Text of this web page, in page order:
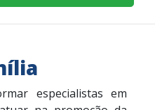
especialistas em